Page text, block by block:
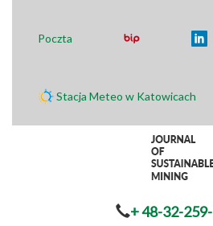
Poczta
Stacja Meteo w Katowicach
+ 48-32-